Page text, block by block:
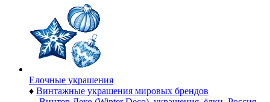
Елочные украшения
♦ Винтажные украшения мировых брендов